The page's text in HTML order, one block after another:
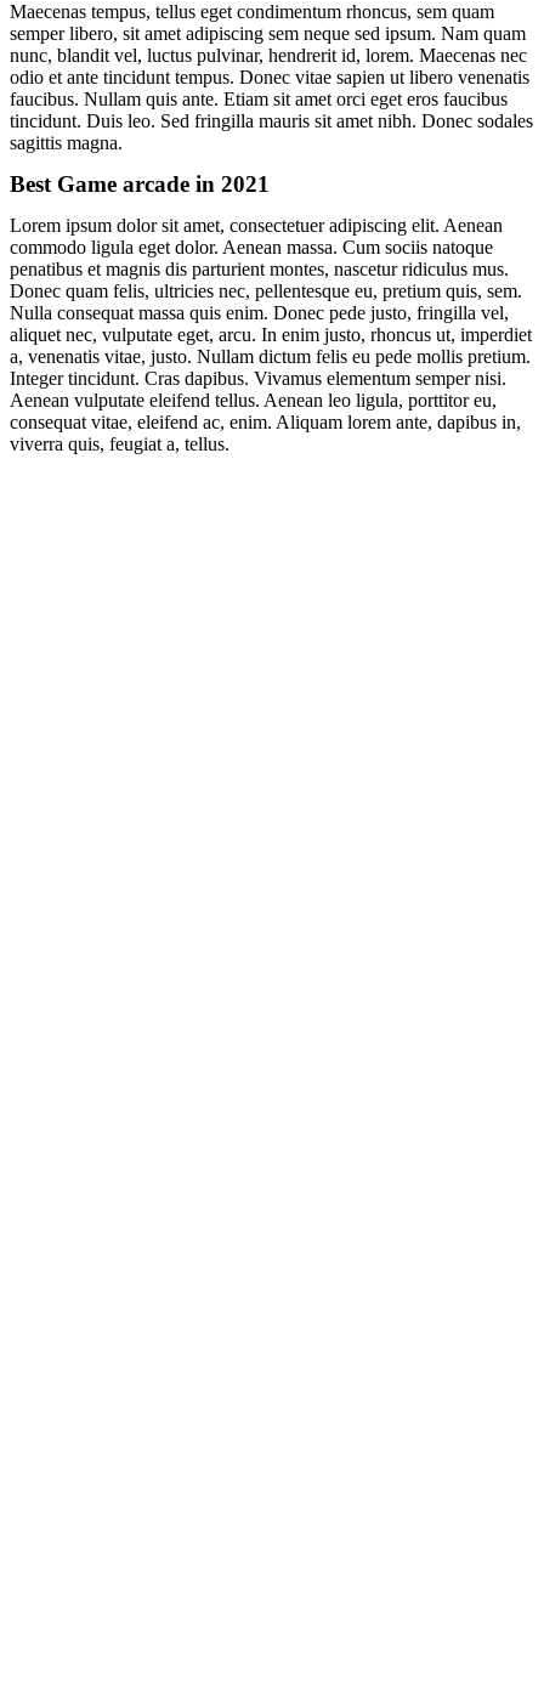
Maecenas tempus, tellus eget condimentum rhoncus, sem quam
semper libero, sit amet adipiscing sem neque sed ipsum. Nam quam
nunc, blandit vel, luctus pulvinar, hendrerit id, lorem. Maecenas nec
odio et ante tincidunt tempus. Donec vitae sapien ut libero venenatis
faucibus. Nullam quis ante. Etiam sit amet orci eget eros faucibus
tincidunt. Duis leo. Sed fringilla mauris sit amet nibh. Donec sodales
sagittis magna.
Best Game arcade in 2021
Lorem ipsum dolor sit amet, consectetuer adipiscing elit. Aenean
commodo ligula eget dolor. Aenean massa. Cum sociis natoque
penatibus et magnis dis parturient montes, nascetur ridiculus mus.
Donec quam felis, ultricies nec, pellentesque eu, pretium quis, sem.
Nulla consequat massa quis enim. Donec pede justo, fringilla vel,
aliquet nec, vulputate eget, arcu. In enim justo, rhoncus ut, imperdiet
a, venenatis vitae, justo. Nullam dictum felis eu pede mollis pretium.
Integer tincidunt. Cras dapibus. Vivamus elementum semper nisi.
Aenean vulputate eleifend tellus. Aenean leo ligula, porttitor eu,
consequat vitae, eleifend ac, enim. Aliquam lorem ante, dapibus in,
viverra quis, feugiat a, tellus.